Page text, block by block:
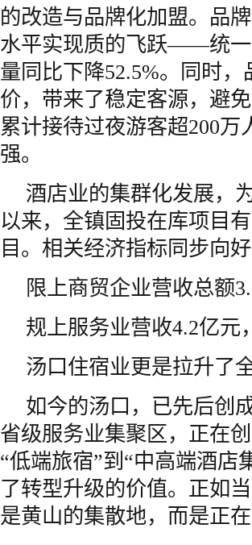
的改造与品牌化加盟。品
水平实现质的飞跃——统一
量同比下降52.5%。同时
价，带来了稳定客源，避
累计接待过夜游客超200万
强。
酒店业的集群化发展，
以来，全镇固投在库项目
目。相关经济指标同步向好
限上商贸企业营收总额
规上服务业营收4.2亿元
汤口住宿业更是拉升了
如今的汤口，已先后创
省级服务业集聚区，正在
“低端旅宿”到“中高端酒店
了转型升级的价值。正如
是黄山的集散地，而是正